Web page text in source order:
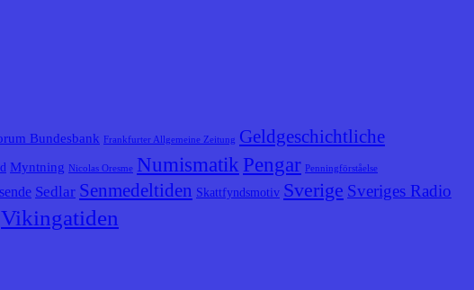
Bundesbank Frankfurter Allgemeine Zeitung Geldgeschichtliche
Myntning Nicolas Oresme Numismatik Pengar Penningförståelse
Sedlar Senmedeltiden Skattfyndsmotiv Sverige Sveriges Radio
Vikingatiden